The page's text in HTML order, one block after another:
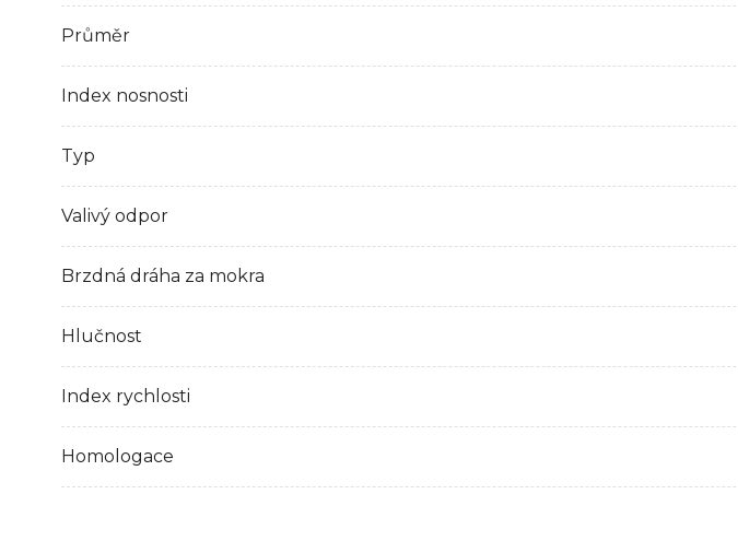
Průměr
Index nosnosti
Typ
Valivý odpor
Brzdná dráha za mokra
Hlučnost
Index rychlosti
Homologace